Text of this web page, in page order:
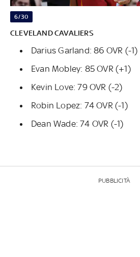
6/30
CLEVELAND CAVALIERS
Darius Garland: 86 OVR (-1)
Evan Mobley: 85 OVR (+1)
Kevin Love: 79 OVR (-2)
Robin Lopez: 74 OVR (-1)
Dean Wade: 74 OVR (-1)
PUBBLICITÀ